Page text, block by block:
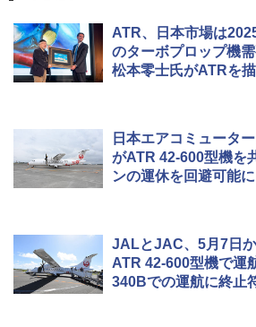
ATR、日本市場は
のターボプロップ機需
松本零士氏がATRを
日本エアコミュータ
がATR 42-600型機を
ンの運休を回避可能に
JALとJAC、5月7日
ATR 42-600型機で運
340Bでの運航に終止